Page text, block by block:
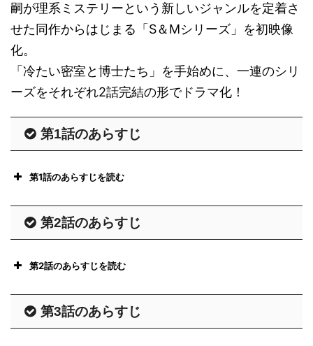
嗣が理系ミステリーという新しいジャンルを定着さ
せた同作からはじまる「S＆Mシリーズ」を初映像
化。
「冷たい密室と博士たち」を手始めに、一連のシリ
ーズをそれぞれ2話完結の形でドラマ化！
第1話のあらすじ
第1話のあらすじを読む
第2話のあらすじ
第2話のあらすじを読む
第3話のあらすじ